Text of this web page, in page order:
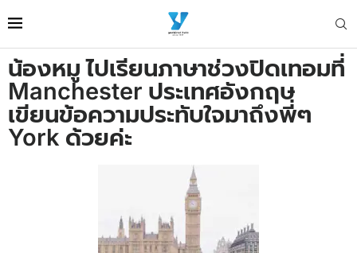
น้องหมู ไปเรียนภาษาช่วงปิดเทอมที่
Manchester ประเทศอังกฤษ
เขียนข้อความประทับใจมาถึงพี่ๆ
York ด้วยค่ะ